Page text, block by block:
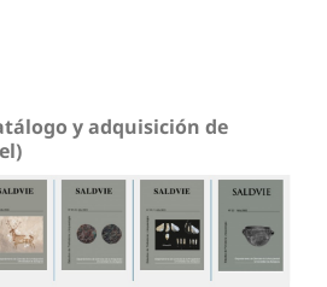
y adquisición de